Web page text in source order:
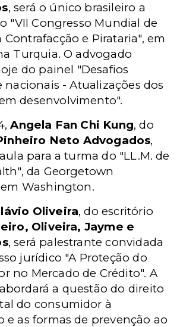
, será o único brasileiro a
"VII Congresso Mundial de
Contrafacção e Pirataria", em
Turquia. O advogado
do painel "Desafios
nacionais - Atualizações dos
desenvolvimento".
Angela Fan Chi Kung, do
Neto Advogados,
para a turma do "LL.M. de
da Georgetown
Washington.
Oliveira, do escritório
Oliveira, Jayme e
, será palestrante convidada
jurídico "A Proteção do
no Mercado de Crédito". A
a questão do direito
do consumidor à
e as formas de prevenção ao